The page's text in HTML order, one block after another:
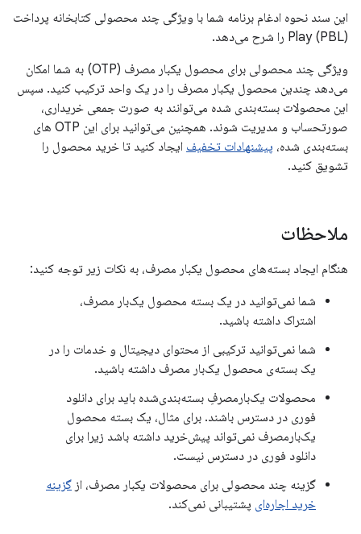
این سند نحوه ادغام برنامه شما با ویژگی چند محصولی کتابخانه پرداخت
Play (PBL) را شرح می‌دهد.
ویژگی چند محصولی برای محصول یکبار مصرف (OTP) به شما امکان
می‌دهد چندین محصول یکبار مصرف را در یک واحد ترکیب کنید. سپس
این محصولات بسته‌بندی شده می‌توانند به صورت جمعی خریداری،
صورتحساب و مدیریت شوند. همچنین می‌توانید برای این OTP های
بسته‌بندی شده، پیشنهادات تخفیف ایجاد کنید تا خرید محصول را
تشویق کنید.
ملاحظات
هنگام ایجاد بسته‌های محصول یکبار مصرف، به نکات زیر توجه کنید:
شما نمی‌توانید در یک بسته محصول یک‌بار مصرف،
اشتراک داشته باشید.
شما نمی‌توانید ترکیبی از محتوای دیجیتال و خدمات را در
یک بسته‌ی محصول یک‌بار مصرف داشته باشید.
محصولات یک‌بارمصرفِ بسته‌بندی‌شده باید برای دانلود
فوری در دسترس باشند. برای مثال، یک بسته محصول
یک‌بارمصرف نمی‌تواند پیش‌خرید داشته باشد زیرا برای
دانلود فوری در دسترس نیست.
گزینه چند محصولی برای محصولات یکبار مصرف، از گزینه
خرید اجاره‌ای پشتیبانی نمی‌کند.